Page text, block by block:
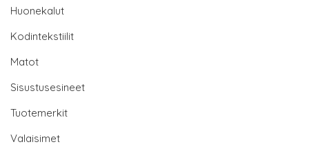
Huonekalut
Kodintekstiilit
Matot
Sisustusesineet
Tuotemerkit
Valaisimet